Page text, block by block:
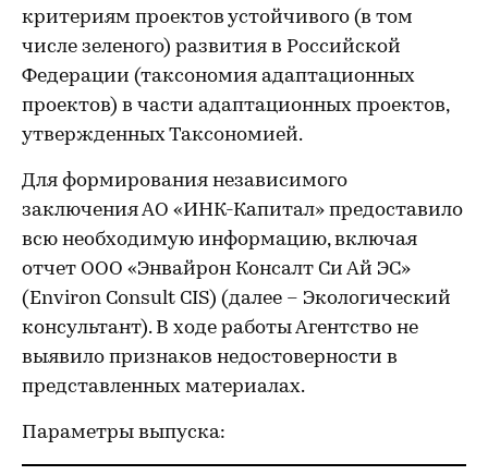
критериям проектов устойчивого (в том
числе зеленого) развития в Российской
Федерации (таксономия адаптационных
проектов) в части адаптационных проектов,
утвержденных Таксономией.
Для формирования независимого
заключения АО «ИНК-Капитал» предоставило
всю необходимую информацию, включая
отчет ООО «Энвайрон Консалт Си Ай ЭС»
(Environ Consult CIS) (далее – Экологический
консультант). В ходе работы Агентство не
выявило признаков недостоверности в
представленных материалах.
Параметры выпуска: